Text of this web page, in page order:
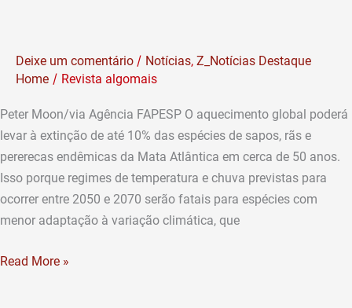
Deixe um comentário / Notícias, Z_Notícias Destaque
Home / Revista algomais
Peter Moon/via Agência FAPESP O aquecimento global poderá
levar à extinção de até 10% das espécies de sapos, rãs e
pererecas endêmicas da Mata Atlântica em cerca de 50 anos.
Isso porque regimes de temperatura e chuva previstas para
ocorrer entre 2050 e 2070 serão fatais para espécies com
menor adaptação à variação climática, que
das
de
anfíbios
da
Mata
Atlântica
Read More »